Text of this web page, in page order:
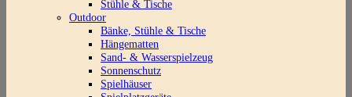
Stühle & Tische
Outdoor
Bänke, Stühle & Tische
Hängematten
Sand- & Wasserspielzeug
Sonnenschutz
Spielhäuser